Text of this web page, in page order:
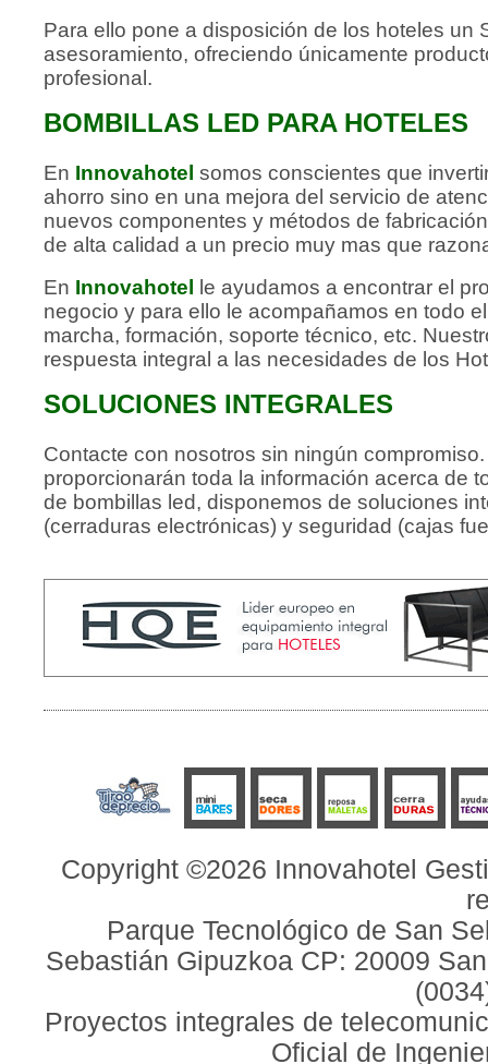
Para ello pone a disposición de los hoteles un
asesoramiento, ofreciendo únicamente
profesional.
BOMBILLAS LED PARA HOTELES
En Innovahotel somos conscientes que
ahorro sino en una mejora del servicio de
nuevos componentes y métodos de
de alta calidad a un precio muy mas que
En Innovahotel le ayudamos a encontrar el
negocio y para ello le acompañamos en todo
marcha, formación, soporte técnico, etc.
respuesta integral a las necesidades de los
SOLUCIONES INTEGRALES
Contacte con nosotros sin ningún
proporcionarán toda la información acerca de
de bombillas led, disponemos de soluciones
(cerraduras electrónicas) y seguridad (cajas
Copyright ©2026 Innovahotel
Parque Tecnológico de San
Sebastián Gipuzkoa CP: 20009
Proyectos integrales de
Oficial de